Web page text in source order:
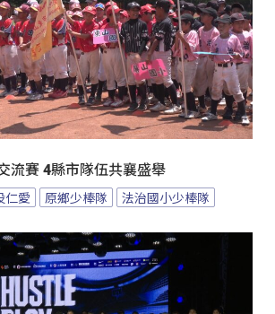
流賽 4縣市隊伍共襄盛舉
仁愛 原鄉少棒隊 法治國小少棒隊